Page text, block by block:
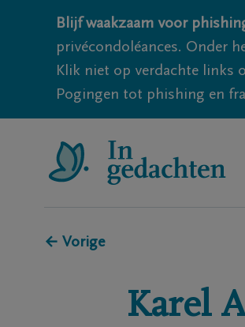
Blijf waakzaam voor
privécondoléances. Onder
Klik niet op verdachte links
Pogingen tot phishing en
← Vorige
Karel